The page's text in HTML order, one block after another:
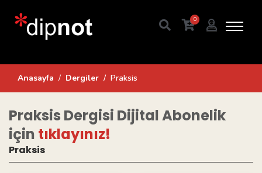
0
Anasayfa Dergiler Praksis
Praksis Dergisi Dijital Abonelik
için tıklayınız!
Praksis